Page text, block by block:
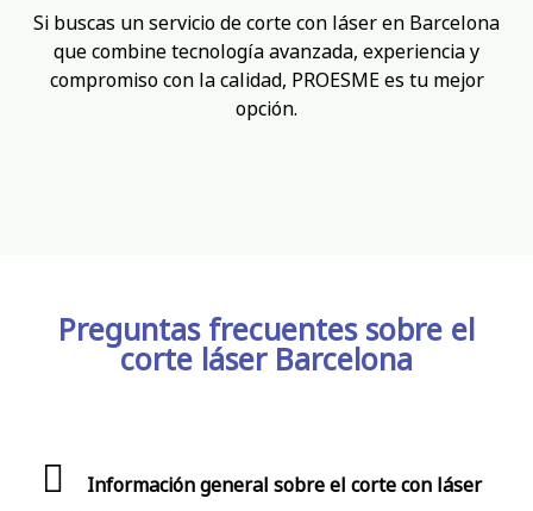
Si buscas un servicio de corte con láser en Barcelona
que combine tecnología avanzada, experiencia y
compromiso con la calidad, PROESME es tu mejor
opción.
Preguntas frecuentes sobre el
corte láser Barcelona
Información general sobre el corte con láser